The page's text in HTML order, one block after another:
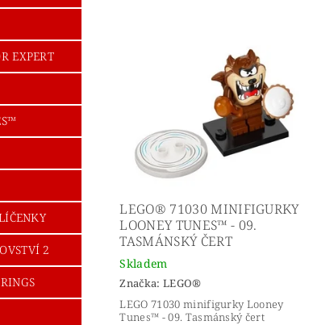
EXPERT
2
LEGO® 71030 MINIFIGURKY
LOONEY TUNES™ - 09.
TASMÁNSKÝ ČERT
Skladem
Značka: LEGO®
LEGO 71030 minifigurky Looney
Tunes™ - 09. Tasmánský čert